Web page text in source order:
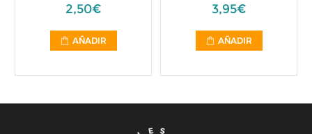
2,50€
AÑADIR
3,95€
AÑADIR